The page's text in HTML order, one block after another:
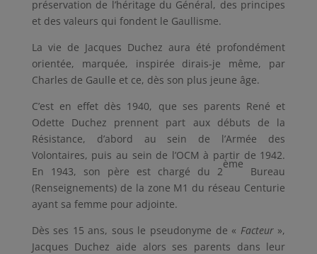
préservation de l’héritage du Général, des principes
et des valeurs qui fondent le Gaullisme.
La vie de Jacques Duchez aura été profondément
orientée, marquée, inspirée dirais-je même, par
Charles de Gaulle et ce, dès son plus jeune âge.
C’est en effet dès 1940, que ses parents René et
Odette Duchez prennent part aux débuts de la
Résistance, d’abord au sein de l’Armée des
Volontaires, puis au sein de l’OCM à partir de 1942.
En 1943, son père est chargé du 2
ème
Bureau
(Renseignements) de la zone M1 du réseau Centurie
ayant sa femme pour adjointe.
Dès ses 15 ans, sous le pseudonyme de « Facteur»,
Jacques Duchez aide alors ses parents dans leur